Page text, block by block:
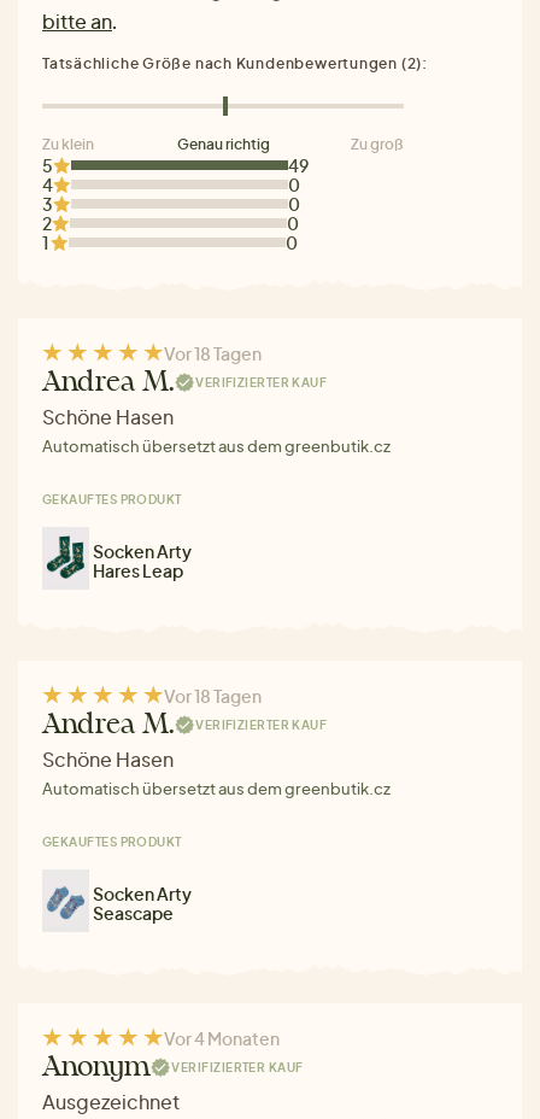
bitte an.
5
49
4
0
3
0
2
0
1
0
Tatsächliche Größe nach Kundenbewertungen (2):
Zu klein Genau richtig Zu groß
Vor 18 Tagen
Andrea M. VERIFIZIERTER KAUF
Schöne Hasen
Automatisch übersetzt aus dem greenbutik.cz
GEKAUFTES PRODUKT
Socken Arty
Hares Leap
Vor 18 Tagen
Andrea M. VERIFIZIERTER KAUF
Schöne Hasen
Automatisch übersetzt aus dem greenbutik.cz
GEKAUFTES PRODUKT
Socken Arty
Seascape
Vor 4 Monaten
Anonym VERIFIZIERTER KAUF
Ausgezeichnet